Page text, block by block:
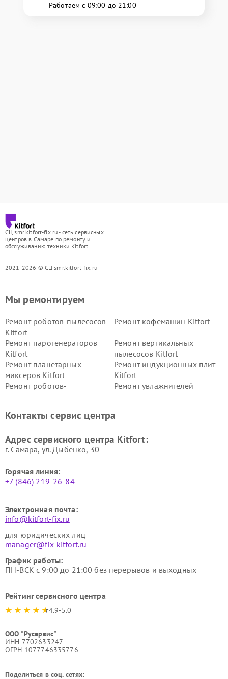
Работаем с 09:00 до 21:00
СЦ smr.kitfort-fix.ru - сеть сервисных
центров в Самаре по ремонту и
обслуживанию техники Kitfort
2021-2026 © СЦ smr.kitfort-fix.ru
Мы ремонтируем
Ремонт роботов-пылесосов
Kitfort
Ремонт кофемашин Kitfort
Ремонт парогенераторов
Kitfort
Ремонт вертикальных
пылесосов Kitfort
Ремонт планетарных
миксеров Kitfort
Ремонт индукционных плит
Kitfort
Ремонт роботов-
Ремонт увлажнителей
Kitfort
Kitfort
Kitfort
Kitfort
Контакты сервис центра
Адрес сервисного центра Kitfort:
г. Самара, ул. Дыбенко, 30
Горячая линия:
+7 (846) 219-26-84
Электронная почта:
info@kitfort-fix.ru
для юридических лиц
manager@fix-kitfort.ru
График работы:
ПН-ВСК с 9:00 до 21:00 без перерывов и выходных
Рейтинг сервисного центра
4.9-5.0
ООО "Русервис"
ИНН 7702633247
ОГРН 1077746335776
Поделиться в соц. сетях: